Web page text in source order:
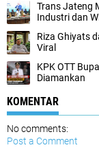
Trans Jateng
Industri dan
Riza Ghiyats
Viral
KPK OTT
Diamankan
KOMENTAR
No comments:
Post a Comment